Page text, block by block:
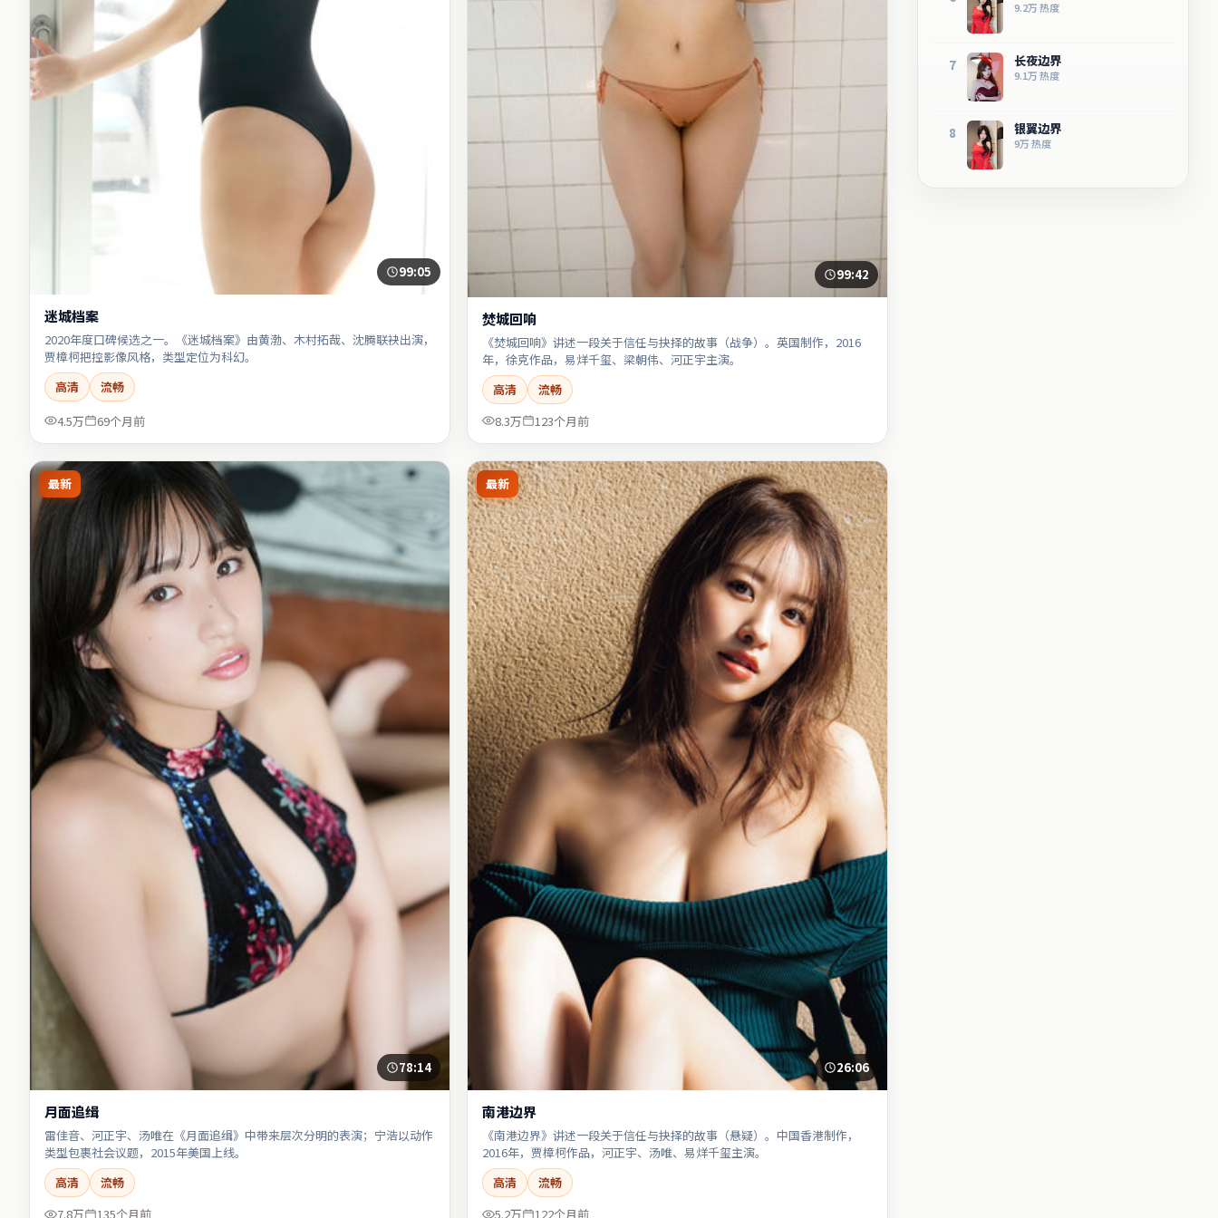
99:05
迷城档案
2020年度口碑候选之一。《迷城档案》由黄渤、木村拓哉、沈腾联袂出演，
贾樟柯把控影像风格，类型定位为科幻。
高清
流畅
4.5万 69个月前
99:42
焚城回响
《焚城回响》讲述一段关于信任与抉择的故事（战争）。英国制作，2016
年，徐克作品，易烊千玺、梁朝伟、河正宇主演。
高清
流畅
8.3万
123个月前
最新
78:14
月面追缉
雷佳音、河正宇、汤唯在《月面追缉》中带来层次分明的表演；宁浩以动作
类型包裹社会议题，2015年美国上线。
高清
流畅
7.8万
135个月前
最新
26:06
南港边界
《南港边界》讲述一段关于信任与抉择的故事（悬疑）。中国香港制作，
2016年，贾樟柯作品，河正宇、汤唯、易烊千玺主演。
高清
流畅
5.2万
122个月前
9.2万热度
7 长夜边界
9.1万热度
8 银翼边界
9万热度